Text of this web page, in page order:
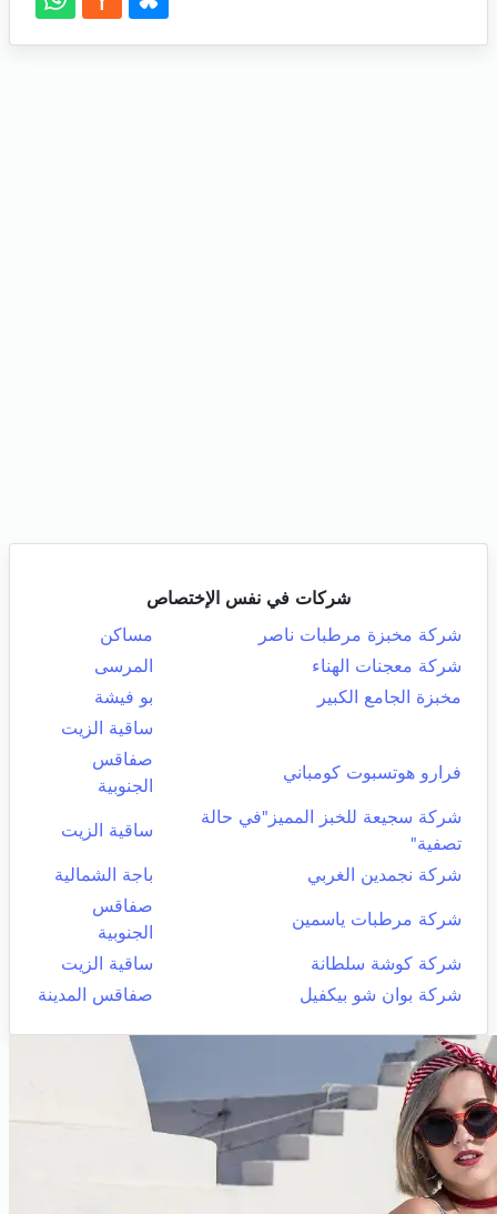
شركات في نفس الإختصاص
شركة مخبزة مرطبات ناصر
مساكن
شركة معجنات الهناء
المرسى
مخبزة الجامع الكبير
بو فيشة
ساقية الزيت
فرارو هوتسبوت كومباني
صفاقس
الجنوبية
شركة سجيعة للخبز المميز"في حالة
تصفية"
ساقية الزيت
شركة نجمدين الغربي باجة الشمالية
شركة مرطبات ياسمين
صفاقس
الجنوبية
شركة كوشة سلطانة
ساقية الزيت
شركة بوان شو بيكفيل
صفاقس المدينة